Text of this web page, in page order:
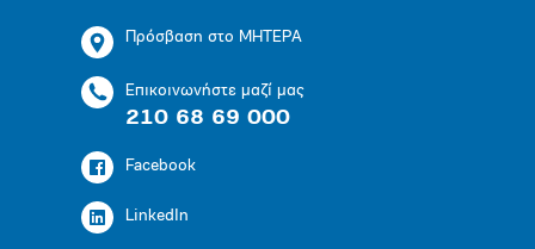
Πρόσβαση στο ΜΗΤΕΡΑ
Επικοινωνήστε μαζί μας
210 68 69 000
Facebook
LinkedIn